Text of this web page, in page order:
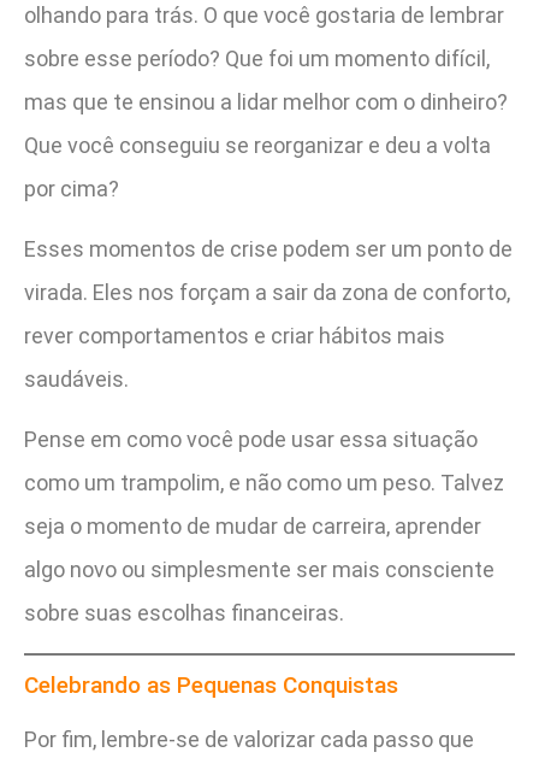
olhando para trás. O que você gostaria de lembrar
sobre esse período? Que foi um momento difícil,
mas que te ensinou a lidar melhor com o dinheiro?
Que você conseguiu se reorganizar e deu a volta
por cima?
Esses momentos de crise podem ser um ponto de
virada. Eles nos forçam a sair da zona de conforto,
rever comportamentos e criar hábitos mais
saudáveis.
Pense em como você pode usar essa situação
como um trampolim, e não como um peso. Talvez
seja o momento de mudar de carreira, aprender
algo novo ou simplesmente ser mais consciente
sobre suas escolhas financeiras.
Celebrando as Pequenas Conquistas
Por fim, lembre-se de valorizar cada passo que